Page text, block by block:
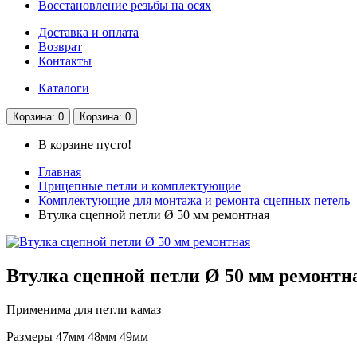
Восстановление резьбы на осях
Доставка и оплата
Возврат
Контакты
Каталоги
Корзина: 0 Корзина: 0
В корзине пусто!
Главная
Прицепные петли и комплектующие
Комплектующие для монтажа и ремонта сцепных петель
Втулка сцепной петли Ø 50 мм ремонтная
Втулка сцепной петли Ø 50 мм
Применима для петли камаз
Размеры 47мм 48мм 49мм